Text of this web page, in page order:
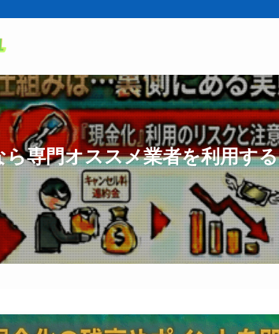
専門オススメ業者を利用する